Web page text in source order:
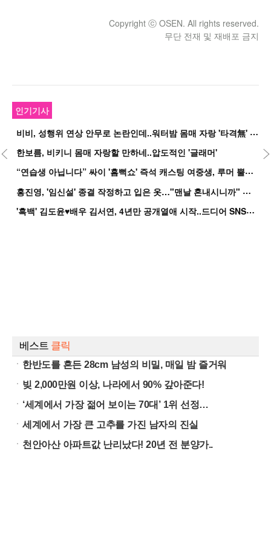
Copyright ⓒ OSEN. All rights reserved.
무단 전재 및 재배포 금지
인기기사
비
비, 성행위 연상 안무로 논란인데..워터밤 몸매 자랑 '타격無' 근황
한보름, 비키니 몸매 자랑할 만하네..압도적인 '글래머'
“
연습생 아닙니다” 싸이 '흠뻑쇼' 즉석 캐스팅 여중생, 루머 뿔났다[Oh!쎈 이...
홍
진영, '임신설' 종결 작정하고 입은 옷…"맨날 혼내시니까" 억울
'
흑백' 김도윤♥배우 김서연, 4년만 공개열애 시작..드디어 SNS에 노출 [핫피...